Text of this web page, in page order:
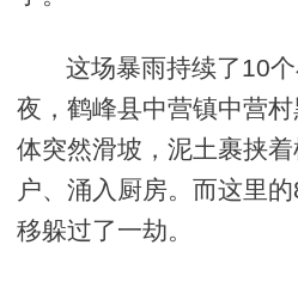
这场暴雨持续了10
夜，鹤峰县中营镇中营
体突然滑坡，泥土裹挟
户、涌入厨房。而这里
移躲过了一劫。